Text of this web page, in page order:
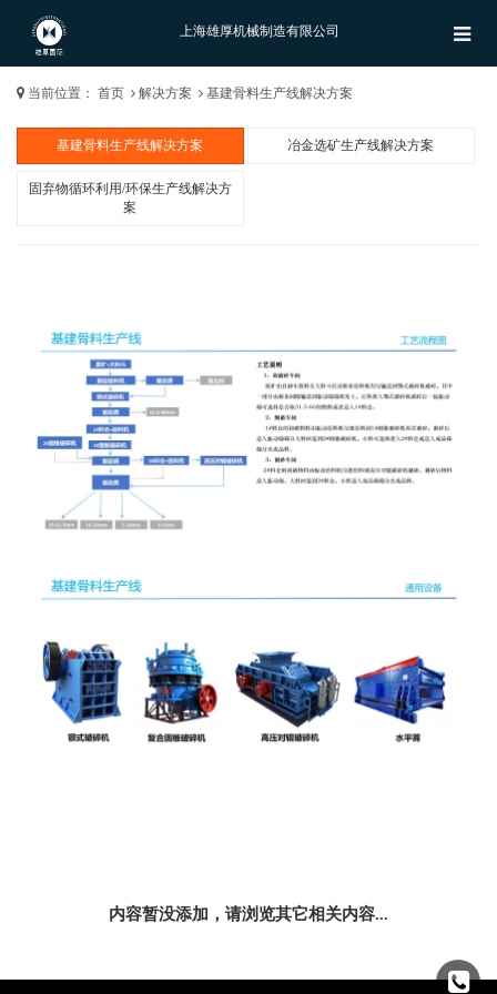
上海雄厚机械制造有限公司
当前位置： 首页 解决方案 基建骨料生产线解决方案
基建骨料生产线解决方案 冶金选矿生产线解决方案
固弃物循环利用/环保生产线解决方
案
内容暂没添加，请浏览其它相关内容...